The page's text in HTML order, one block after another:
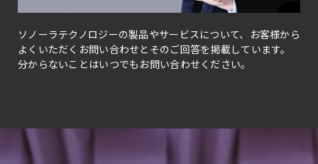
ソノーラテクノロジーの製品やサービスについて、お客様から
よくいただくお問い合わせとそのご回答を掲載しています。
分からないことはいつでもお問い合わせください。